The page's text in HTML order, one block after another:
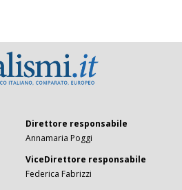
Direttore responsabile
Annamaria Poggi
ViceDirettore responsabile
Federica Fabrizzi